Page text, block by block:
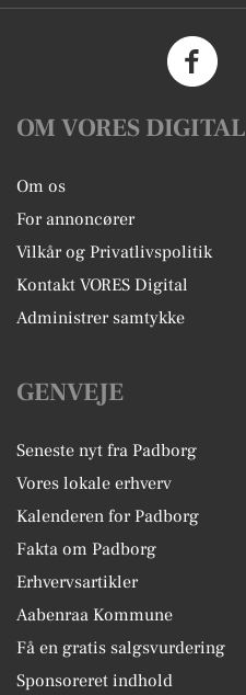
OM VORES DIGITAL
Om os
For annoncører
Vilkår og Privatlivspolitik
Kontakt VORES Digital
Administrer samtykke
GENVEJE
Seneste nyt fra Padborg
Vores lokale erhverv
Kalenderen for Padborg
Fakta om Padborg
Erhvervsartikler
Aabenraa Kommune
Få en gratis salgsvurdering
Sponsoreret indhold